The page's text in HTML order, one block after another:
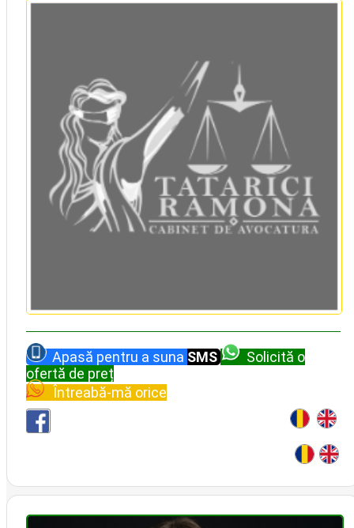
Apasă pentru a suna SMS
Solicită o
ofertă de preț
Întreabă-mă orice